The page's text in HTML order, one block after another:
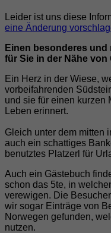
Leider ist uns diese
eine Änderung
Einen besonderes
für Sie in der Nähe von
Ein Herz in der Wiese,
vorbeifahrenden
und sie für einen kurzen
Leben erinnert.
Gleich unter dem mitten
auch ein schattiges
benutztes Platzerl für
Auch ein Gästebuch
schon das 5te, in
verewigen. Die
wir sogar Einträge von
Norwegen gefunden,
nutzen.